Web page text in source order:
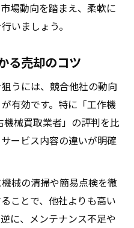
場動向を踏まえ、柔軟に
いましょう。
る売却のコツ
うには、競合他社の動向
有効です。特に「工作機
械買取業者」の評判を比
ービス内容の違いが明確
械の清掃や簡易点検を徹
ことで、他社よりも高い
に、メンテナンス不足や